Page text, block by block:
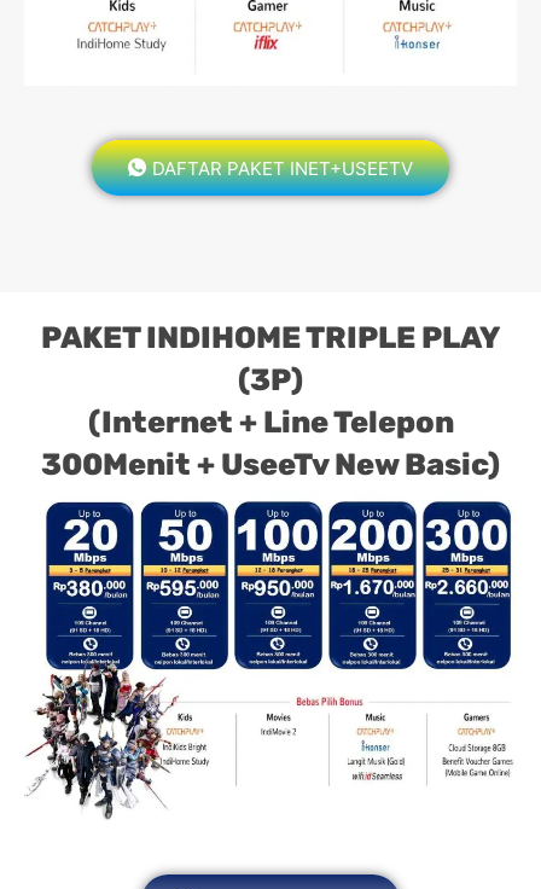
DAFTAR PAKET INET+USEETV
PAKET INDIHOME TRIPLE PLAY
(3P)
(Internet + Line Telepon
300Menit + UseeTv New Basic)